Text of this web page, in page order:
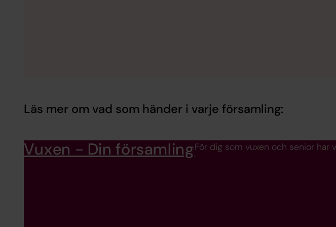
Läs mer om vad som händer i varje församling:
Vuxen - Din församlingFör dig som vuxen och senior har